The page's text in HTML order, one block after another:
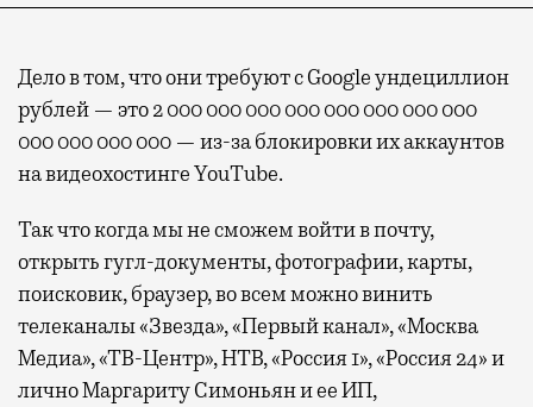
Дело в том, что они требуют с Google ундециллион
рублей — это 2 000 000 000 000 000 000 000 000
000 000 000 000 — из-за блокировки их аккаунтов
на видеохостинге YouTube.
Так что когда мы не сможем войти в почту,
открыть гугл-документы, фотографии, карты,
поисковик, браузер, во всем можно винить
телеканалы «Звезда», «Первый канал», «Москва
Медиа», «ТВ-Центр», НТВ, «Россия 1», «Россия 24» и
лично Маргариту Симоньян и ее ИП,